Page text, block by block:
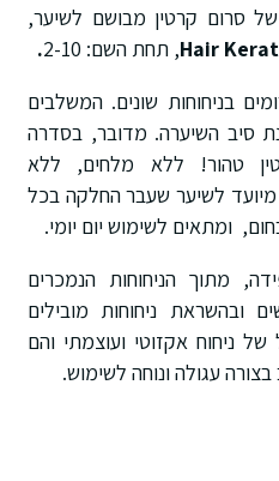
של סרום קרטין מבושם לשיער,
Hair, תחת השם: 2-10
.
החדשה כוללת 5 סרומים בניחוחות שונים. המשלבים
סיב השיערה. מדובר, בסדרה
טהור! ללא מלחים, ללא
מיועד לשיער שעבר החלקה בכל
ומתאים לשימוש יום יומי.
מתוך הניחוחות הנמכרים
ובהשראת ניחוחות מובילים
ניחוח אקזוטי ועוצמתי והם
עגולה ונוחה לשימוש.